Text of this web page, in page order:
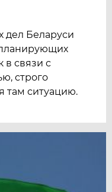
дел Беларуси
в связи с
строго
там ситуацию.